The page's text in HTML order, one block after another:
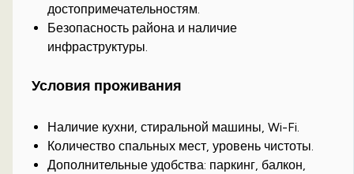
достопримечательностям.
Безопасность района и наличие
инфраструктуры.
Условия проживания
Наличие кухни, стиральной машины, Wi-Fi.
Количество спальных мест, уровень чистоты.
Дополнительные удобства: паркинг, балкон,